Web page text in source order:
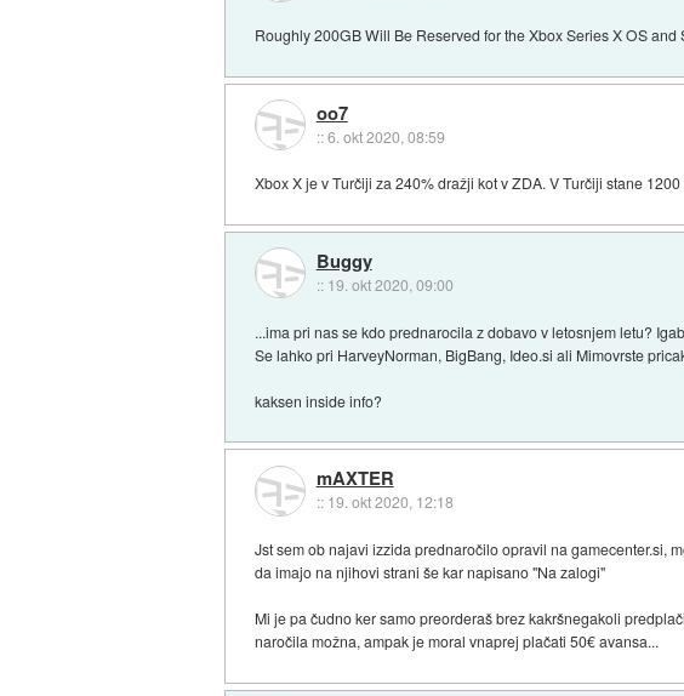
Roughly 200GB Will Be Reserved for the Xbox Series X OS and
oo7
::6. okt 2020, 08:59
Xbox X je v Turčiji za 240% dražji kot v ZDA. V Turčiji stane 1200
Buggy
:: 19. okt 2020, 09:00
...ima pri nas se kdo prednarocila z dobavo v letosnjem letu?
Se lahko pri HarveyNorman, BigBang, Ideo.si ali Mimovrste
kaksen inside info?
mAXTER
:: 19. okt 2020, 12:18
Jst sem ob najavi izzida prednaročilo opravil na gamecenter.si,
da imajo na njihovi strani še kar napisano "Na zalogi"
Mi je pa čudno ker samo preorderaš brez kakršnegakoli
naročila možna, ampak je moral vnaprej plačati 50€ avansa...